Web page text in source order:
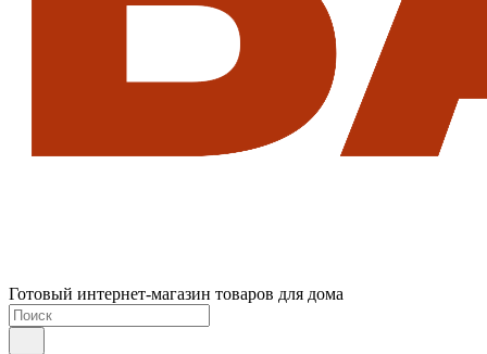
Готовый интернет-магазин товаров для дома